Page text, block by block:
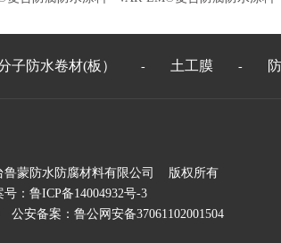
子防水卷材(板） - 土工膜 -
鲁蒙防水防腐材料有限公司 版权所有
： 鲁ICP备14004932号-3
公安备案： 鲁公网安备37061102001504